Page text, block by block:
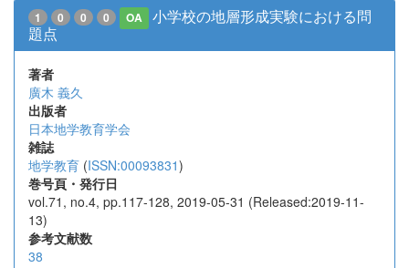
1 0 0 0 OA
小学校の地層形成実験における問
題点
著者
廣木 義久
出版者
日本地学教育学会
雑誌
地学教育 (ISSN:00093831)
巻号頁・発行日
vol.71, no.4, pp.117-128, 2019-05-31 (Released:2019-11-
13)
参考文献数
38